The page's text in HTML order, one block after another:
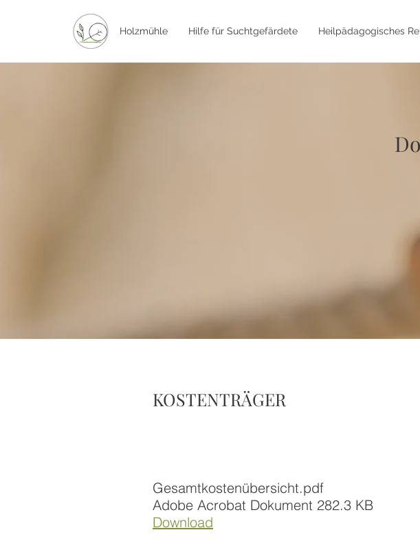
Holzmühle Hilfe für Suchtgefärdete Heilpädagogisches
KOSTENTRÄGER
Gesamtkostenübersicht.pdf
Adobe Acrobat Dokument 282.3 KB
Download